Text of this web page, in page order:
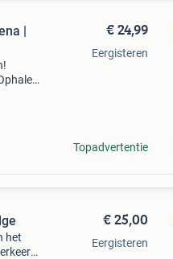
|
€ 24,99
Eergisteren
Topadvertentie
het
€ 25,00
Eergisteren